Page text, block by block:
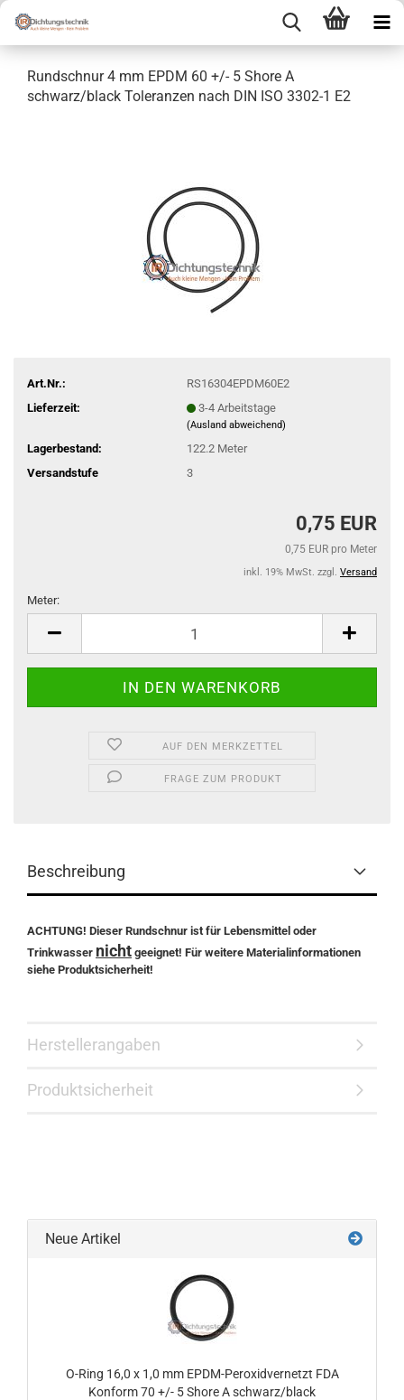
Rundschnur 4 mm EPDM 60 +/- 5 Shore A
schwarz/black Toleranzen nach DIN ISO 3302-1 E2
Art.Nr.:
RS16304EPDM60E2
Lieferzeit:
3-4 Arbeitstage
(Ausland abweichend)
Lagerbestand: 122.2 Meter
Versandstufe
3
0,75 EUR
0,75 EUR pro Meter
inkl. 19% MwSt. zzgl. Versand
Meter:
AUF DEN MERKZETTEL
FRAGE ZUM PRODUKT
Beschreibung
ACHTUNG! Dieser Rundschnur ist für Lebensmittel oder
Trinkwasser nicht geeignet! Für weitere Materialinformationen
siehe Produktsicherheit!
Herstellerangaben
Produktsicherheit
Neue Artikel
O-Ring 16,0 x 1,0 mm EPDM-Peroxidvernetzt FDA
Konform 70 +/- 5 Shore A schwarz/black